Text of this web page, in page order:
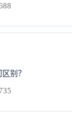
别？